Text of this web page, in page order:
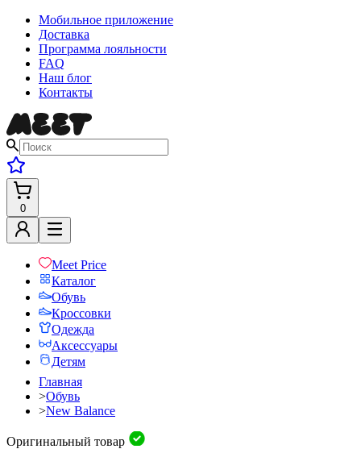
Мобильное приложение
Доставка
Программа лояльности
FAQ
Наш блог
Контакты
0
Meet Price
Каталог
Обувь
Кроссовки
Одежда
Аксессуары
Детям
Главная
>Обувь
>New Balance
Оригинальный товар